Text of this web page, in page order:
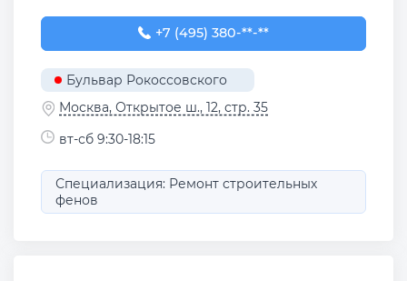
+7 (495) 380-01-64
+7 (495) 380-**-**
Бульвар Рокоссовского
Москва, Открытое ш., 12, стр. 35
вт-сб 9:30-18:15
Специализация: Ремонт строительных
фенов